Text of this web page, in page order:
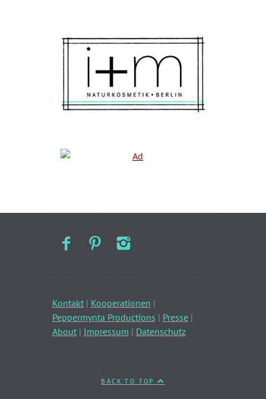
Kontakt| Kooperationen |
Peppermynta Productions | Presse|
About| Impressum | Datenschutz
BACK TO TOP